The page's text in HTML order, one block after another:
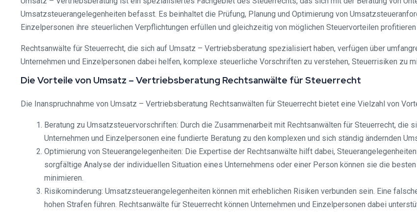
Umsatzsteuerangelegenheiten befasst. Es beinhaltet die Prüfung, Planung und Optimierung von
Einzelpersonen ihre steuerlichen Verpflichtungen erfüllen und gleichzeitig von möglichen Steuervorteilen profitieren
Rechtsanwälte für Steuerrecht, die sich auf Umsatz – Vertriebsberatung spezialisiert haben, verfügen über
Unternehmen und Einzelpersonen dabei helfen, komplexe steuerliche Vorschriften zu verstehen, Steuerrisiken zu
Die Vorteile von Umsatz – Vertriebsberatung Rechtsanwälte für Steuerrecht
Die Inanspruchnahme von Umsatz – Vertriebsberatung Rechtsanwälten für Steuerrecht bietet eine Vielzahl von
Beratung zu Umsatzsteuervorschriften: Durch die Zusammenarbeit mit Rechtsanwälten für Steuerrecht, die
Unternehmen und Einzelpersonen eine fundierte Beratung zu den komplexen und sich ständig ändernden
Optimierung von Steuerangelegenheiten: Die Expertise der Rechtsanwälte hilft dabei,
sorgfältige Analyse der individuellen Situation eines Unternehmens oder einer Person können sie die
minimieren.
Risikominderung: Umsatzsteuerangelegenheiten können mit erheblichen Risiken verbunden sein. Eine
hohen Strafen führen. Rechtsanwälte für Steuerrecht können Unternehmen und Einzelpersonen dabei